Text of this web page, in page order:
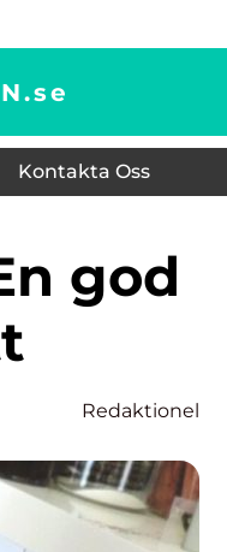
se
Kontakta Oss
Redaktionel